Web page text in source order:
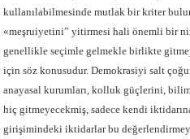
kullanılabilmesinde mutlak bir kriter
«meşruiyetini” yitirmesi hali önemli bir
genellikle seçimle gelmekle birlikte
için söz konusudur. Demokrasiyi salt
anayasal kurumları, kolluk güçlerini,
hiç gitmeyecekmiş, sadece kendi
girişimindeki iktidarlar bu